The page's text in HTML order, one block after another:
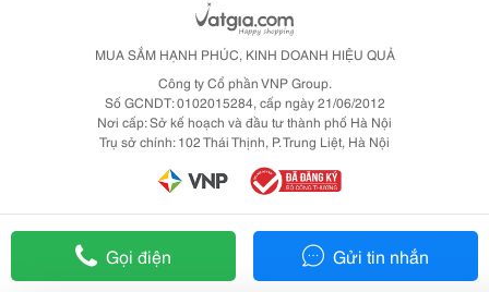
Gọi điện Gửi tin nhắn
MUA SẮM HẠNH PHÚC, KINH DOANH HIỆU QUẢ
Công ty Cổ phần VNP Group.
Số GCNDT: 0102015284, cấp ngày 21/06/2012
Nơi cấp: Sở kế hoạch và đầu tư thành phố Hà Nội
Trụ sở chính: 102 Thái Thịnh, P. Trung Liệt, Hà Nội